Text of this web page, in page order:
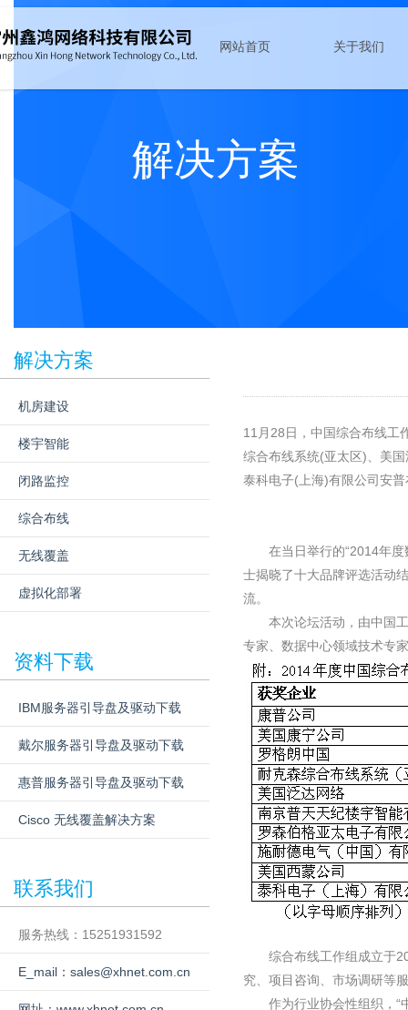
网站首页 关于我们
防火墙
无线
解决方案
11月28日，中国综合布线工
综合布线系统(亚太区)、美
泰科电子(上海)有限公司安
在当日举行的“2014年度
士揭晓了十大品牌评选活动
流。
本次论坛活动，由中国工
专家、数据中心领域技术专
综合布线工作组成立于
究、项目咨询、市场调研等
作为行业协会性组织，“中
解决方案
机房建设
楼宇智能
闭路监控
综合布线
无线覆盖
虚拟化部署
资料下载
IBM服务器引导盘及驱动下载
戴尔服务器引导盘及驱动下载
惠普服务器引导盘及驱动下载
Cisco 无线覆盖解决方案
联系我们
服务热线：15251931592
E_mail：sales@xhnet.com.cn